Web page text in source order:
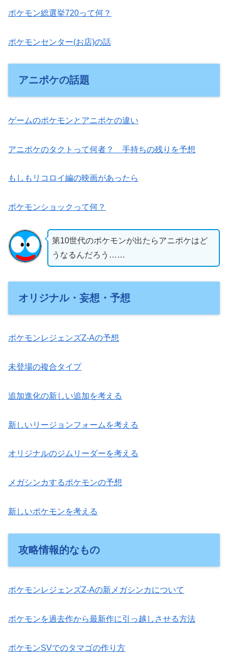
ポケモン総選挙720って何？
ポケモンセンター(お店)の話
アニポケの話題
ゲームのポケモンとアニポケの違い
アニポケのタクトって何者？ 手持ちの残りを予想
もしもリコロイ編の映画があったら
ポケモンショックって何？
第10世代のポケモンが出たらアニポケはど
うなるんだろう……
オリジナル・妄想・予想
ポケモンレジェンズZ-Aの予想
未登場の複合タイプ
追加進化の新しい追加を考える
新しいリージョンフォームを考える
オリジナルのジムリーダーを考える
メガシンカするポケモンの予想
新しいポケモンを考える
攻略情報的なもの
ポケモンレジェンズZ-Aの新メガシンカについて
ポケモンを過去作から最新作に引っ越しさせる方法
ポケモンSVでのタマゴの作り方